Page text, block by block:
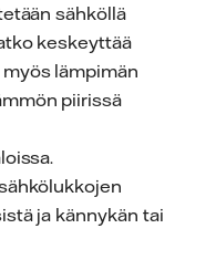
sähköllä
keskeyttää
lämpimän
piirissä
ja kännykän tai